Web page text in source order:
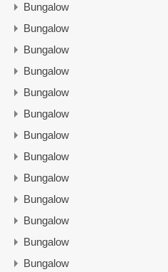
Bungalow
Bungalow
Bungalow
Bungalow
Bungalow
Bungalow
Bungalow
Bungalow
Bungalow
Bungalow
Bungalow
Bungalow
Bungalow